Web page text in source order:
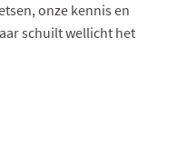
onze kennis en